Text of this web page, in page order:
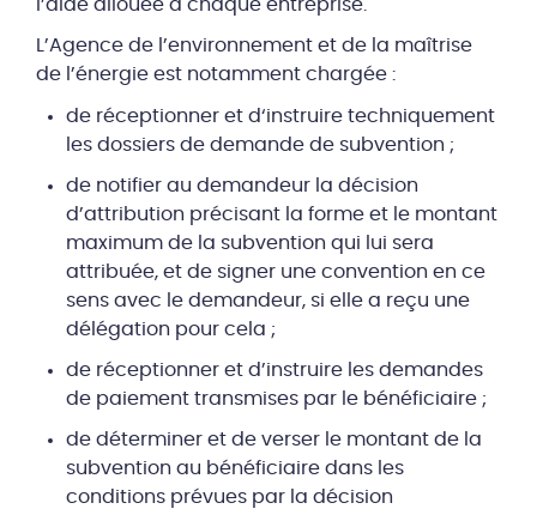
l’aide allouée à chaque entreprise.
L’Agence de l’environnement et de la maîtrise
de l’énergie est notamment chargée :
de réceptionner et d‘instruire techniquement
les dossiers de demande de subvention ;
de notifier au demandeur la décision
d’attribution précisant la forme et le montant
maximum de la subvention qui lui sera
attribuée, et de signer une convention en ce
sens avec le demandeur, si elle a reçu une
délégation pour cela ;
de réceptionner et d’instruire les demandes
de paiement transmises par le bénéficiaire ;
de déterminer et de verser le montant de la
subvention au bénéficiaire dans les
conditions prévues par la décision